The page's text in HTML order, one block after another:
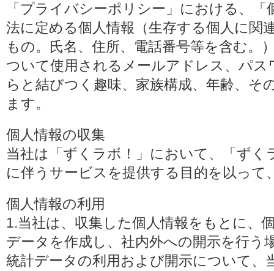
「プライバシーポリシー」における、
法に定める個人情報（生存する個人に関
もの。氏名、住所、電話番号等を含む。
ついて使用されるメールアドレス、パ
らと結びつく趣味、家族構成、年齢、そ
ます。
個人情報の収集
当社は「ずくラボ！」において、「ず
に伴うサービスを提供する目的を以って
個人情報の利用
1.当社は、収集した個人情報をもとに、
データを作成し、社内外への開示を行う
統計データの利用および開示について、